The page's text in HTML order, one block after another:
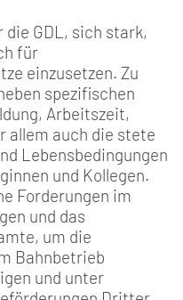
GDL, sich stark,
für
einzusetzen. Zu
spezifischen
Arbeitszeit,
allem auch die stete
Lebensbedingungen
und Kollegen.
Forderungen im
und das
um die
Bahnbetrieb
und unter